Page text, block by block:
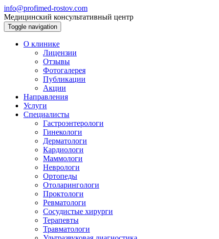
info@profimed-rostov.com
Медицинский консультативный центр
Toggle navigation
О клинике
Лицензии
Отзывы
Фотогалерея
Публикации
Акции
Направления
Услуги
Специалисты
Гастроэнтерологи
Гинекологи
Дерматологи
Кардиологи
Маммологи
Неврологи
Ортопеды
Отоларингологи
Проктологи
Ревматологи
Сосудистые хирурги
Терапевты
Травматологи